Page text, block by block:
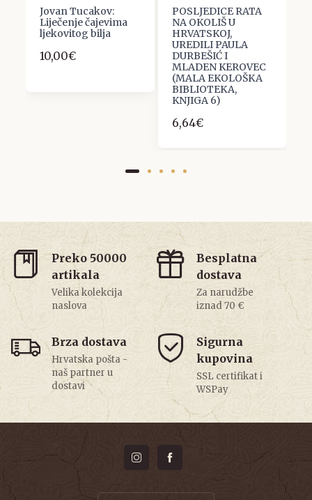
Jovan Tucakov:
Liječenje čajevima
ljekovitog bilja
10,00€
POSLJEDICE RATA
NA OKOLIŠ U
HRVATSKOJ,
UREDILI PAULA
DURBEŠIĆ I
MLADEN KEROVEC
(MALA EKOLOŠKA
BIBLIOTEKA,
KNJIGA 6)
6,64€
Preko 50000
artikala
Velika kolekcija
naslova
Besplatna
dostava
Za narudžbe
iznad 70 €
Brza dostava
Hrvatska pošta -
naš partner u
dostavi
Sigurna
kupovina
SSL certifikat i
WSPay